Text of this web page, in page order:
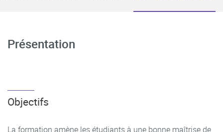
Présentation
Objectifs
La formation amène les étudiants à une bonne maîtrise de